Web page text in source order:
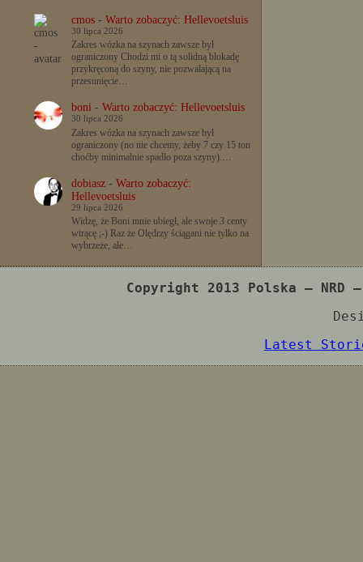
cmos- Warto zobaczyć: Hellevoetsluis
30 lipca 2026
Zakres wózka na szynach zawsze był
ograniczony Chodzi mi o tą solidną blokadę
przykręconą do szyny, nie pozwalającą na
przesunięcie…
boni- Warto zobaczyć: Hellevoetsluis
30 lipca 2026
Zakres wózka na szynach zawsze był
ograniczony (no nie chcemy, żeby 7 czy 15 ton
choćby minimalnie spadło poza szyny).…
dobiasz- Warto zobaczyć:
Hellevoetsluis
29 lipca 2026
Widzę, że Boni mnie ubiegł, ale swoje 3 centy
wtrącę ;-) Raz że Olędrzy ściągani nie tylko na
wybrzeże, ale…
Copyright 2013 Polska –
Latest